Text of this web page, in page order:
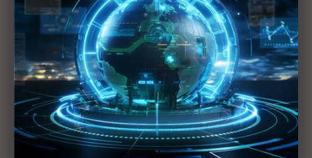
NB淡旺季連兩年大亂 宏碁陳俊聖：記憶體搶料難、
商務機報價更難
百度能否複製Google AI逆襲之路？ 昆侖芯分拆上
市打破造芯困局
NVIDIA正面迎戰電力瓶頸 電源、電網、能效成AI時
代關鍵戰場